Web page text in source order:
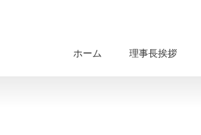
ホーム 理事長挨拶